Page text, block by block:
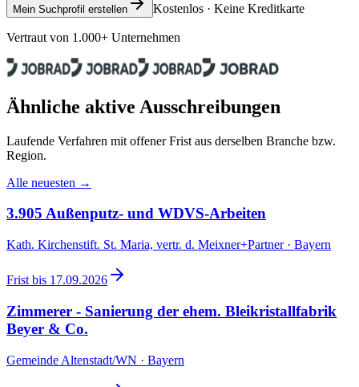
Mein Suchprofil erstellen Kostenlos · Keine Kreditkarte
Vertraut von 1.000+ Unternehmen
Ähnliche aktive Ausschreibungen
Laufende Verfahren mit offener Frist aus derselben Branche bzw.
Region.
Alle neuesten →
3.905 Außenputz- und WDVS-Arbeiten
Kath. Kirchenstift. St. Maria, vertr. d. Meixner+Partner · Bayern
Frist bis 17.09.2026
Zimmerer - Sanierung der ehem. Bleikristallfabrik
Beyer & Co.
Gemeinde Altenstadt/WN · Bayern